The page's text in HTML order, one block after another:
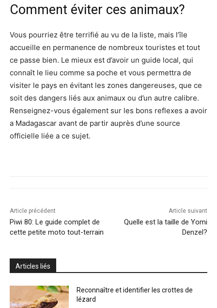
Comment éviter ces animaux?
Vous pourriez être terrifié au vu de la liste, mais l’île
accueille en permanence de nombreux touristes et tout
ce passe bien. Le mieux est d’avoir un guide local, qui
connaît le lieu comme sa poche et vous permettra de
visiter le pays en évitant les zones dangereuses, que ce
soit des dangers liés aux animaux ou d’un autre calibre.
Renseignez-vous également sur les bons reflexes a avoir
a Madagascar avant de partir auprès d’une source
officielle liée a ce sujet.
Article précédent
Piwi 80: Le guide complet de
cette petite moto tout-terrain
Article suivant
Quelle est la taille de Yomi
Denzel?
Articles liés
Reconnaître et identifier les crottes de
lézard